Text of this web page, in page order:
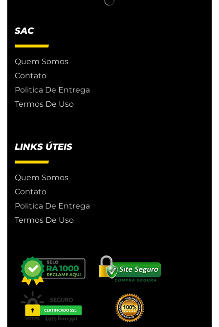
SAC
Quem Somos
Contato
Politica De Entrega
Termos De Uso
LINKS ÚTEIS
Quem Somos
Contato
Politica De Entrega
Termos De Uso